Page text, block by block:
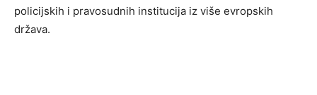
policijskih i pravosudnih institucija iz više evropskih
država.